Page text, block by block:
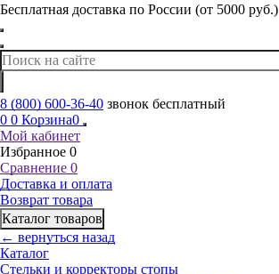
Бесплатная доставка по России (от 5000 руб.)
8 (800) 600-36-40 звонок бесплатный
0 0 Корзина0
Мой кабинет
Избранное 0
Сравнение 0
Доставка и оплата
Возврат товара
Каталог товаров
← вернуться назад
Каталог
Стельки и корректоры стопы